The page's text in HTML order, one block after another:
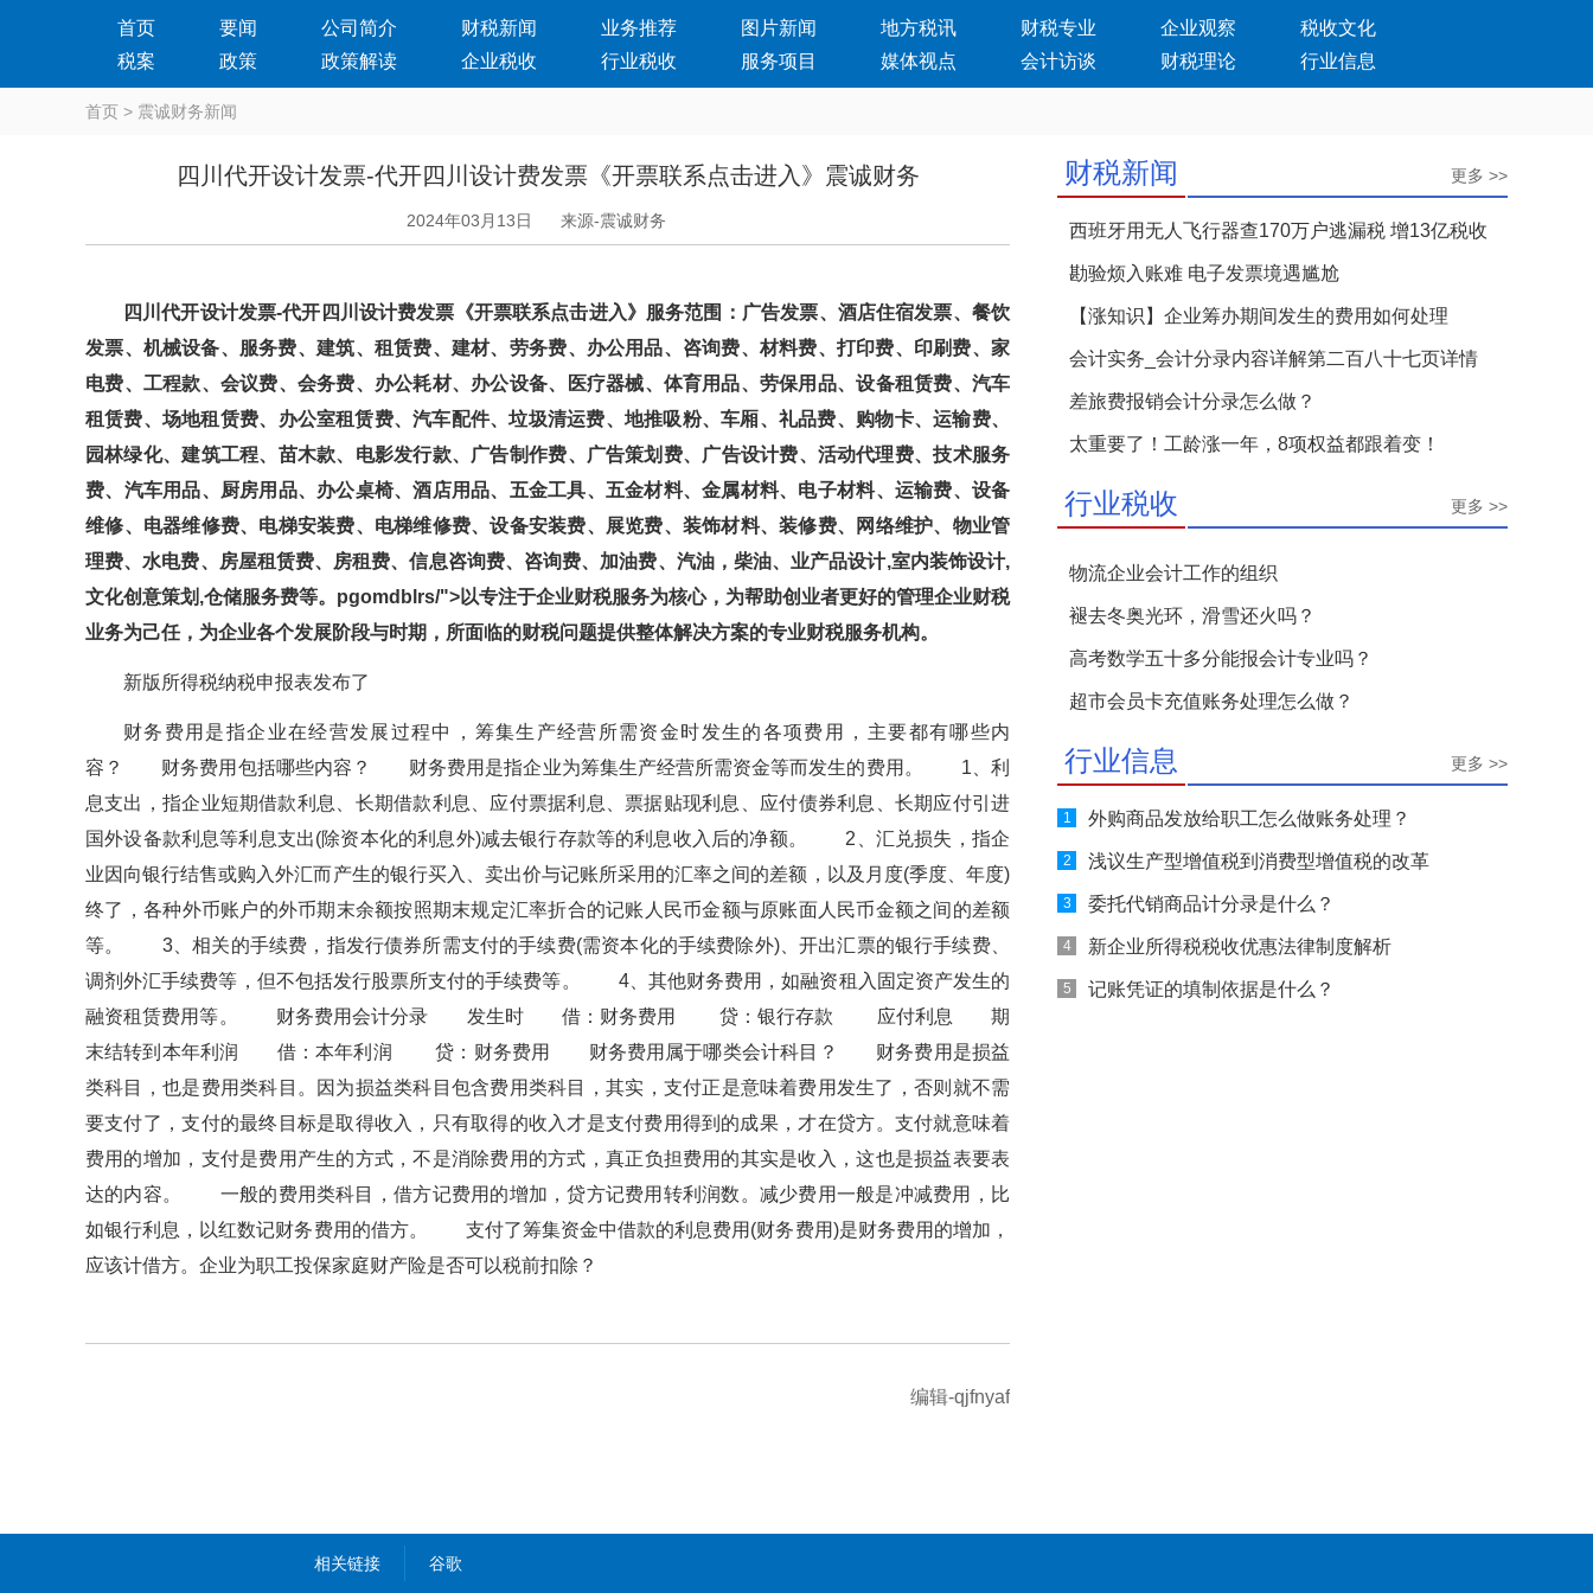
首页 要闻 公司简介 财税新闻 业务推荐 图片新闻 地方税讯 财税专业 企业观察
税收文化
税案
政策 政策解读 企业税收 行业税收 服务项目 媒体视点 会计访谈 财税理论 行业信息
首页 > 震诚财务新闻
四川代开设计发票-代开四川设计费发票《开票联系点击进入》震诚财务
2024年03月13日 来源-震诚财务
四川代开设计发票-代开四川设计费发票《开票联系点击进入》服务范围：广告发票、酒店住宿发票、餐饮
发票、机械设备、服务费、建筑、租赁费、建材、劳务费、办公用品、咨询费、材料费、打印费、印刷费、家
电费、工程款、会议费、会务费、办公耗材、办公设备、医疗器械、体育用品、劳保用品、设备租赁费、汽车
租赁费、场地租赁费、办公室租赁费、汽车配件、垃圾清运费、地推吸粉、车厢、礼品费、购物卡、运输费、
园林绿化、建筑工程、苗木款、电影发行款、广告制作费、广告策划费、广告设计费、活动代理费、技术服务
费、汽车用品、厨房用品、办公桌椅、酒店用品、五金工具、五金材料、金属材料、电子材料、运输费、设备
维修、电器维修费、电梯安装费、电梯维修费、设备安装费、展览费、装饰材料、装修费、网络维护、物业管
理费、水电费、房屋租赁费、房租费、信息咨询费、咨询费、加油费、汽油，柴油、业产品设计,室内装饰设计,
文化创意策划,仓储服务费等。pgomdblrs/">以专注于企业财税服务为核心，为帮助创业者更好的管理企业财税
业务为己任，为企业各个发展阶段与时期，所面临的财税问题提供整体解决方案的专业财税服务机构。
新版所得税纳税申报表发布了
财务费用是指企业在经营发展过程中，筹集生产经营所需资金时发生的各项费用，主要都有哪些内
容？ 财务费用包括哪些内容？ 财务费用是指企业为筹集生产经营所需资金等而发生的费用。 1、利
息支出，指企业短期借款利息、长期借款利息、应付票据利息、票据贴现利息、应付债券利息、长期应付引进
国外设备款利息等利息支出(除资本化的利息外)减去银行存款等的利息收入后的净额。 2、汇兑损失，指企
业因向银行结售或购入外汇而产生的银行买入、卖出价与记账所采用的汇率之间的差额，以及月度(季度、年度)
终了，各种外币账户的外币期末余额按照期末规定汇率折合的记账人民币金额与原账面人民币金额之间的差额
等。 3、相关的手续费，指发行债券所需支付的手续费(需资本化的手续费除外)、开出汇票的银行手续费、
调剂外汇手续费等，但不包括发行股票所支付的手续费等。 4、其他财务费用，如融资租入固定资产发生的
融资租赁费用等。 财务费用会计分录 发生时 借：财务费用 贷：银行存款 应付利息 期
末结转到本年利润 借：本年利润 贷：财务费用 财务费用属于哪类会计科目？ 财务费用是损益
类科目，也是费用类科目。因为损益类科目包含费用类科目，其实，支付正是意味着费用发生了，否则就不需
要支付了，支付的最终目标是取得收入，只有取得的收入才是支付费用得到的成果，才在贷方。支付就意味着
费用的增加，支付是费用产生的方式，不是消除费用的方式，真正负担费用的其实是收入，这也是损益表要表
达的内容。 一般的费用类科目，借方记费用的增加，贷方记费用转利润数。减少费用一般是冲减费用，比
如银行利息，以红数记财务费用的借方。 支付了筹集资金中借款的利息费用(财务费用)是财务费用的增加，
应该计借方。企业为职工投保家庭财产险是否可以税前扣除？
编辑-qjfnyaf
财税新闻 更多 >>
西班牙用无人飞行器查170万户逃漏税 增13亿税收
勘验烦入账难 电子发票境遇尴尬
【涨知识】企业筹办期间发生的费用如何处理
会计实务_会计分录内容详解第二百八十七页详情
差旅费报销会计分录怎么做？
太重要了！工龄涨一年，8项权益都跟着变！
行业税收 更多 >>
物流企业会计工作的组织
褪去冬奥光环，滑雪还火吗？
高考数学五十多分能报会计专业吗？
超市会员卡充值账务处理怎么做？
行业信息 更多 >>
1 外购商品发放给职工怎么做账务处理？
2 浅议生产型增值税到消费型增值税的改革
3 委托代销商品计分录是什么？
4 新企业所得税税收优惠法律制度解析
5 记账凭证的填制依据是什么？
相关链接 谷歌